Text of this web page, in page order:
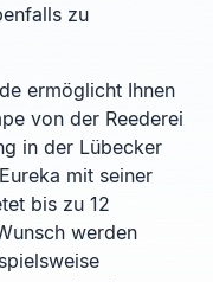
zu
ermöglicht Ihnen
von der Reederei
in der Lübecker
mit seiner
bis zu 12
werden